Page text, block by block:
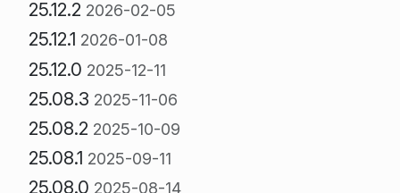
25.12.2 2026-02-05
25.12.1 2026-01-08
25.12.0 2025-12-11
25.08.3 2025-11-06
25.08.2 2025-10-09
25.08.1 2025-09-11
25.08.0 2025-08-14